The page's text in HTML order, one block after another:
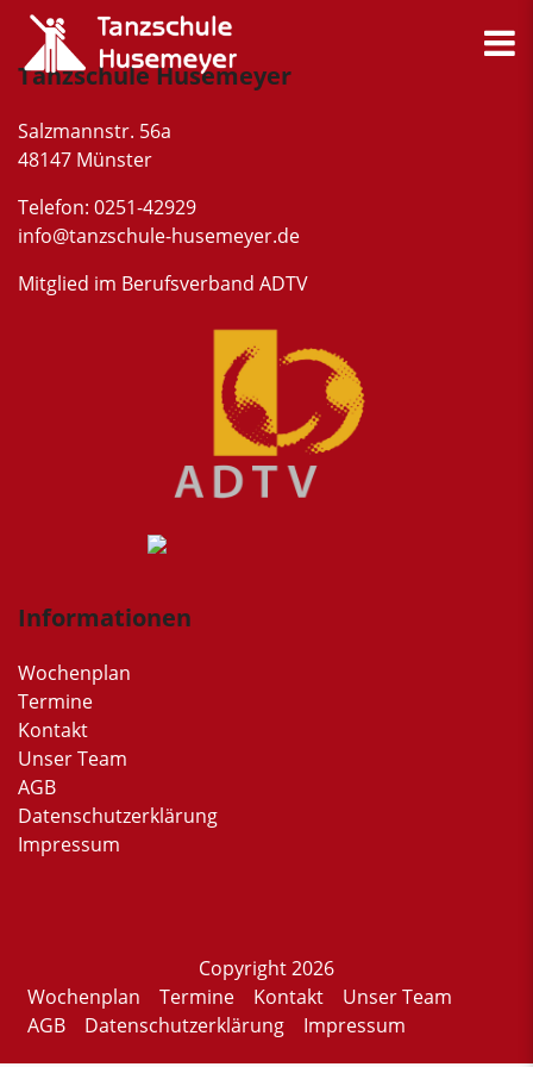
Tanzschule Husemeyer
Salzmannstr. 56a
48147 Münster
Telefon: 0251-42929
info@tanzschule-husemeyer.de
Mitglied im Berufsverband ADTV
Informationen
Wochenplan
Termine
Kontakt
Unser Team
AGB
Datenschutzerklärung
Impressum
Copyright 2026
Wochenplan
Termine Kontakt
Unser Team
AGB
Datenschutzerklärung Impressum